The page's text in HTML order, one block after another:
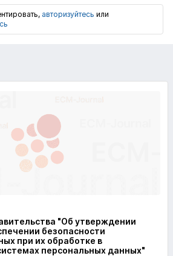
авторизуйтесь или
"Об утверждении
безопасности
при их обработке в
персональных данных"